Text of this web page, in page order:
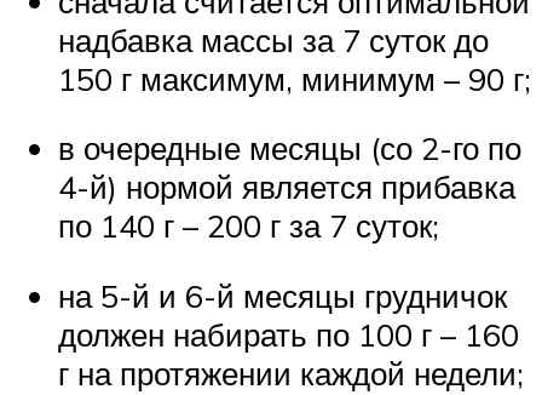
надбавка массы за 7 суток до
150 г максимум, минимум – 90 г;
в очередные месяцы (со 2-го по
4-й) нормой является прибавка
по 140 г – 200 г за 7 суток;
на 5-й и 6-й месяцы грудничок
должен набирать по 100 г – 160
г на протяжении каждой недели;